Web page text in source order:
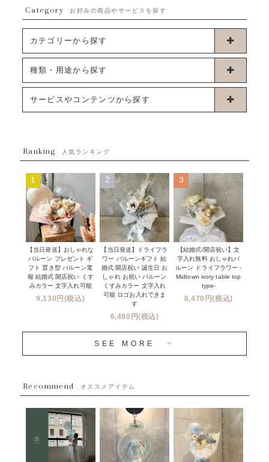
Category お好みの商品やサービスを探す
カテゴリーから探す
卓上タイプバルーン
ブーケタイプバルーン
ムーンリットバルーン
コンフェッティバルーン
フリンジバルーン
デコレーションセット
プロップスバルーン
オプション
成人式・卒業式・入学式バルーンブーケ
種類・用途から探す
お誕生日
開店・周年祝い
発表会・劇場
その他お祝い
クリスマス
新商品
~３０００円
~５５００円
１１０００円以上
NEW YORK MIND - ニューヨークスタイルバルーン
サービスやコンテンツから探す
発送について
Q&A
メッセージカード・電報について
オーダーメイドについて
セミオーダーについて
フリンジバルーンについて
コンフェッティバルーンについて
ハワイウェディングサービス
企業・法人様
ウェディングコンフェッティバルーン特集
実店舗について -大阪 堀江店・名古屋 星ヶ丘店・滋賀 配送
Ranking 人気ランキング
1
【当日発送】おしゃれな
バルーン プレゼント ギ
フト 置き型 バルーン電
報 結婚式 開店祝い くす
みカラー 文字入れ可能
9,130円(税込)
2
【当日発送】ドライフラ
ワー バルーンギフト 結
婚式 開店祝い 誕生日 お
しゃれ お祝い バルーン
くすみカラー 文字入れ
可能 ロゴお入れできま
す
6,490円(税込)
3
【結婚式/開店祝い】文
字入れ無料 おしゃれバ
ルーン ドライフラワー -
Midtown ivory table top
type-
8,470円(税込)
SEE MORE
Recommend オススメアイテム